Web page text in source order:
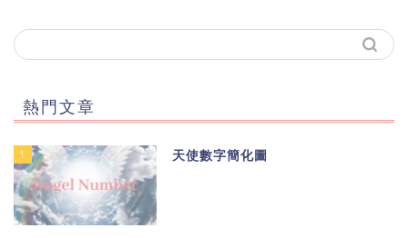
熱門文章
1 天使數字簡化圖